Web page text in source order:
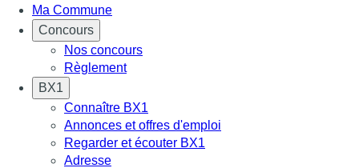
Ma Commune
Concours
Nos concours
Règlement
BX1
Connaître BX1
Annonces et offres d'emploi
Regarder et écouter BX1
Adresse